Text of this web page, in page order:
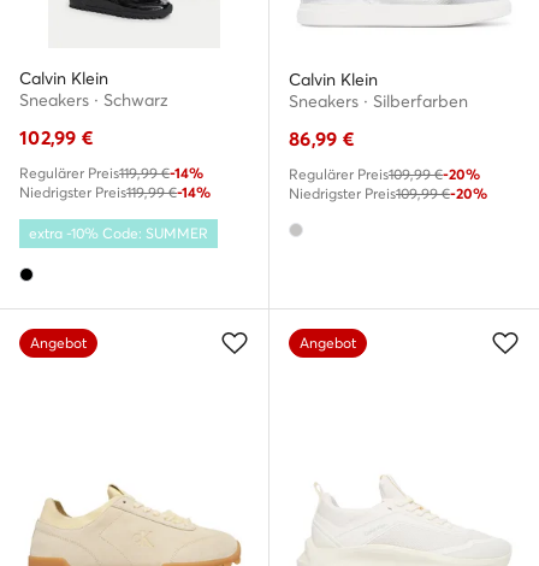
Calvin Klein
Sneakers · Schwarz
102,99 €
Regulärer Preis119,99 €-14%
Niedrigster Preis119,99 €-14%
extra -10% Code: SUMMER
Calvin Klein
Sneakers · Silberfarben
86,99 €
Regulärer Preis109,99 €-20%
Niedrigster Preis109,99 €-20%
Angebot Angebot